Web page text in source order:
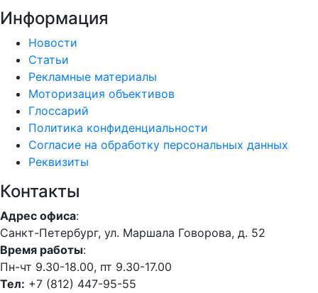
Информация
Новости
Статьи
Рекламные материалы
Моторизация объективов
Глоссарий
Политика конфиденциальности
Согласие на обработку персональных данных
Реквизиты
Контакты
Адрес офиса:
Санкт-Петербург, ул. Маршала Говорова, д. 52
Время работы:
Пн-чт 9.30-18.00, пт 9.30-17.00
Тел: +7 (812) 447-95-55